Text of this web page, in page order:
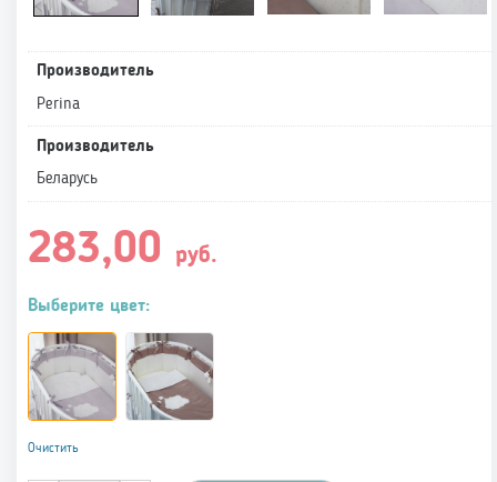
Производитель
Perina
Производитель
Беларусь
283,00 руб.
Выберите цвет:
Очистить